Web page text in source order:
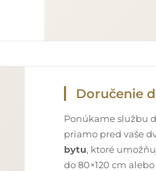
Doručenie
Ponúkame službu
priamo pred vaše
bytu, ktoré
do 80×120 cm